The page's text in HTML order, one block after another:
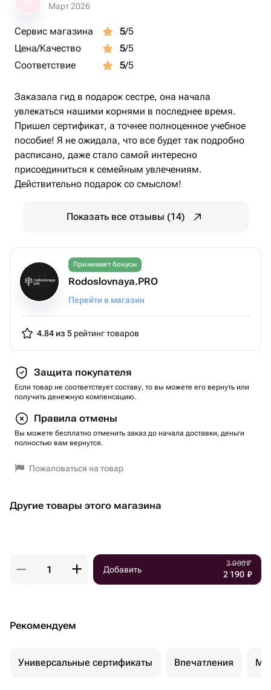
- получатель заполняет предварительную анкету и
записывается на онлайн-консультацию с
выбрав удобное время.
🎀 Подойдёт как подарок:
* Отцу
* Мужу
* Брату
* Коллеге или руководителю
подарком, который запускает историю семьи заново.
Март 2026
Сервис магазина 5/5
Цена/Качество
5/5
Соответствие
5/5
Заказала гид в подарок сестре, она начала
увлекаться нашими корнями в последнее время.
Пришел сертификат, а точнее полноценное учебное
пособие! Я не ожидала, что все будет так подробно
расписано, даже стало самой интересно
присоединиться к семейным увлечениям.
Действительно подарок со смыслом!
Показать все отзывы (14)
Принимает бонусы
Rodoslovnaya.PRO
Перейти в магазин
4.84 из 5 рейтинг товаров
Защита покупателя
Если товар не соответствует составу, то вы можете его вернуть или
получить денежную компенсацию.
Правила отмены
Вы можете бесплатно отменить заказ до начала доставки, деньги
полностью вам вернутся.
Пожаловаться на товар
Другие товары этого магазина
Добавить
3 000₽
2 190 ₽
Рекомендуем
Универсальные сертификаты Впечатления